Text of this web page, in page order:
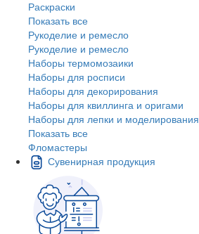
Раскраски
Показать все
Рукоделие и ремесло
Рукоделие и ремесло
Наборы термомозаики
Наборы для росписи
Наборы для декорирования
Наборы для квиллинга и оригами
Наборы для лепки и моделирования
Показать все
Фломастеры
Сувенирная продукция